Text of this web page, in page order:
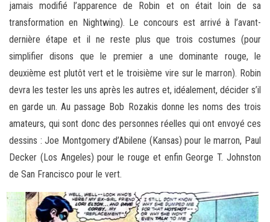
jamais modifié l’apparence de Robin et on était loin de sa
transformation en Nightwing). Le concours est arrivé à l’avant-
dernière étape et il ne reste plus que trois costumes (pour
simplifier disons que le premier a une dominante rouge, le
deuxième est plutôt vert et le troisième vire sur le marron). Robin
devra les tester les uns après les autres et, idéalement, décider s’il
en garde un. Au passage Bob Rozakis donne les noms des trois
amateurs, qui sont donc des personnes réelles qui ont envoyé ces
dessins : Joe Montgomery d’Abilene (Kansas) pour le marron, Paul
Decker (Los Angeles) pour le rouge et enfin George T. Johnston
de San Francisco pour le vert.